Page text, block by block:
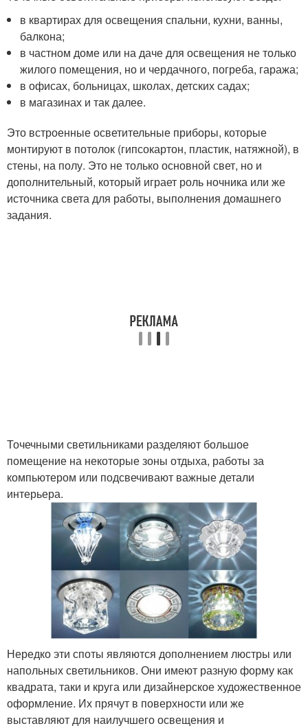
в квартирах для освещения спальни, кухни, ванны,
балкона;
в частном доме или на даче для освещения не только
жилого помещения, но и чердачного, погреба, гаража;
в офисах, больницах, школах, детских садах;
в магазинах и так далее.
Это встроенные осветительные приборы, которые
монтируют в потолок (гипсокартон, пластик, натяжной), в
стены, на полу. Это не только основной свет, но и
дополнительный, который играет роль ночника или же
источника света для работы, выполнения домашнего
задания.
Точечными светильниками разделяют большое
помещение на некоторые зоны отдыха, работы за
компьютером или подсвечивают важные детали
интерьера.
Нередко эти споты являются дополнением люстры или
напольных светильников. Они имеют разную форму как
квадрата, таки и круга или дизайнерское художественное
оформление. Их прячут в поверхности или же
выставляют для наилучшего освещения и